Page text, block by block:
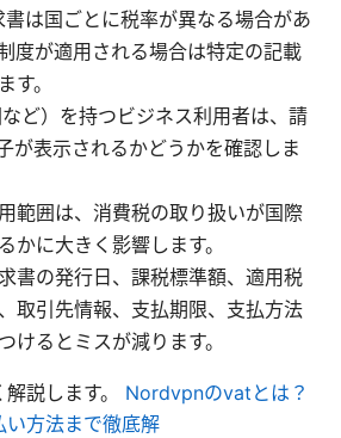
は国ごとに税率が異なる場合があ
度が適用される場合は特定の記載
す。
ど）を持つビジネス利用者は、請
が表示されるかどうかを確認しま
範囲は、消費税の取り扱いが国際
かに大きく影響します。
書の発行日、課税標準額、適用税
取引先情報、支払期限、支払方法
けるとミスが減ります。
説します。 Nordvpnのvatとは？
方法まで徹底解